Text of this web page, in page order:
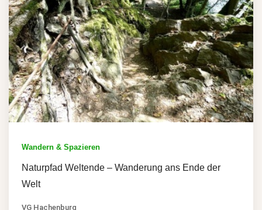
Wandern & Spazieren
Naturpfad Weltende – Wanderung ans Ende der
Welt
VG Hachenburg